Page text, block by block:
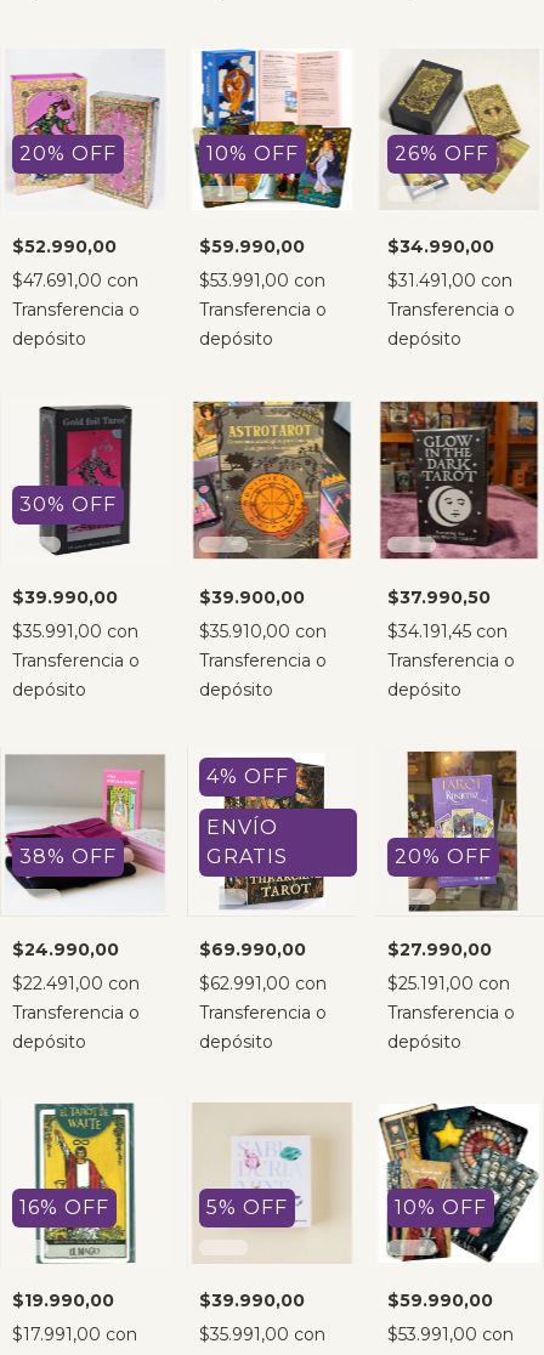
20% OFF
$52.990,00
$47.691,00 con
Transferencia o
depósito
10%OFF
$59.990,00
$53.991,00 con
Transferencia o
depósito
26% OFF
$34.990,00
$31.491,00 con
Transferencia o
depósito
30% OFF
$39.990,00
$35.991,00 con
Transferencia o
depósito
$39.900,00
$35.910,00 con
Transferencia o
depósito
$37.990,50
$34.191,45 con
Transferencia o
depósito
38% OFF
$24.990,00
$22.491,00 con
Transferencia o
depósito
4%OFF
ENVÍO
GRATIS
$69.990,00
$62.991,00 con
Transferencia o
depósito
20% OFF
$27.990,00
$25.191,00 con
Transferencia o
depósito
16% OFF
$19.990,00
$17.991,00 con
5%OFF
$39.990,00
$35.991,00 con
10% OFF
$59.990,00
$53.991,00 con